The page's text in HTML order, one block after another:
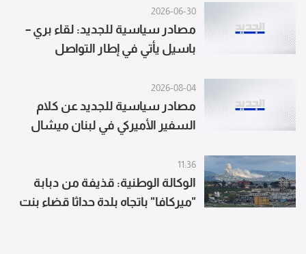
2026-06-30
مصادر سياسية للجديد: لقاء بري –
باسيل يأتي في إطار التواصل
تقارب في الموقف والسعي لإبعاد
الفتنة والتأكيد على متابعة اللقاءات
لتحصين الساحة المحلية
2026-08-04
مصادر سياسية للجديد عن كلام
السفير الأميركي في لبنان ميشال
انجازه في مفاوضات روما
11:36
الوكالة الوطنية: قذيفة من دبابة
"ميركافا" باتجاه بلدة حداثا قضاء بنت